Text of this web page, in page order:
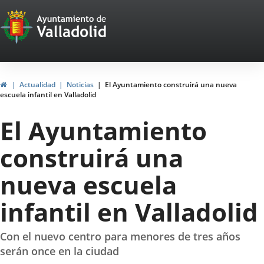
Portal
Web
del
Ayuntamiento
de
Valladolid
HomeActualidad Noticias
El Ayuntamiento construirá una nueva
escuela infantil en Valladolid
El Ayuntamiento
construirá una
nueva escuela
infantil en Valladolid
Con el nuevo centro para menores de tres años
serán once en la ciudad